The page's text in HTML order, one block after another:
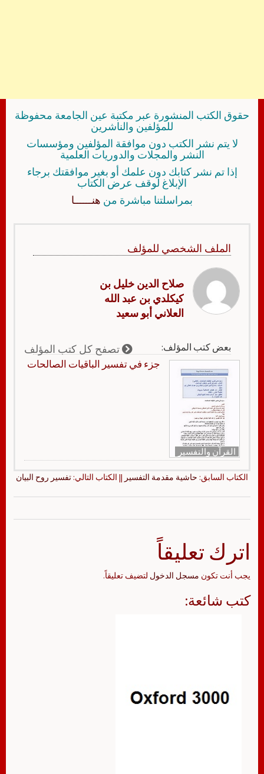
حقوق الكتب المنشورة عبر مكتبة عين الجامعة محفوظة
للمؤلفين والناشرين
لا يتم نشر الكتب دون موافقة المؤلفين ومؤسسات
النشر والمجلات والدوريات العلمية
إذا تم نشر كتابك دون علمك أو بغير موافقتك برجاء
الإبلاغ لوقف عرض الكتاب
بمراسلتنا مباشرة من هنــــــا
الملف الشخصي للمؤلف
صلاح الدين خليل بن
كيكلدي بن عبد الله
العلاني أبو سعيد
بعض كتب المؤلف: تصفح كل كتب المؤلف
القرآن والتفسير
جزء في تفسير الباقيات الصالحات
الكتاب السابق: حاشية مقدمة التفسير || الكتاب التالي: تفسير روح البيان
اترك تعليقاً
يجب أنت تكون مسجل الدخول لتضيف تعليقاً.
كتب شائعة: